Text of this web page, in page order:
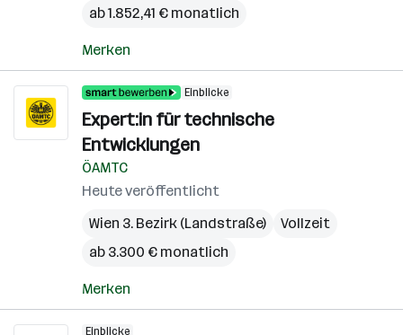
ab 1.852,41 € monatlich
Merken
Einblicke
Expert:in für technische
Entwicklungen
ÖAMTC
Heute veröffentlicht
Wien 3. Bezirk (Landstraße)
Vollzeit
ab 3.300 € monatlich
Merken
Einblicke